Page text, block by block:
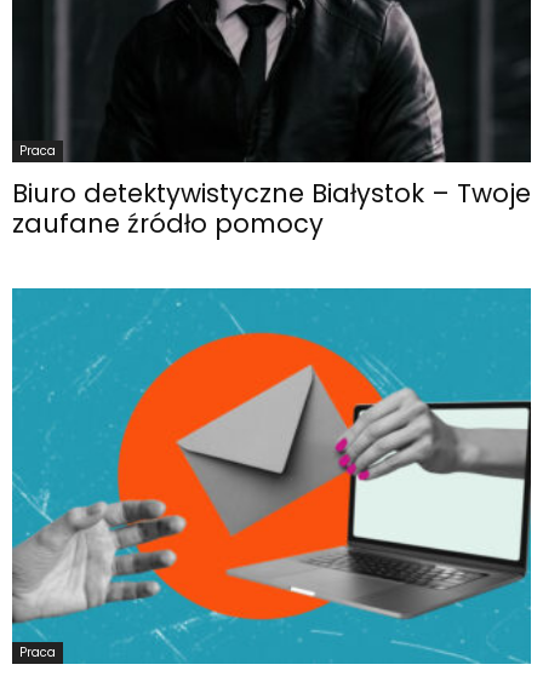
Praca
Biuro detektywistyczne Białystok – Twoje
zaufane źródło pomocy
Praca